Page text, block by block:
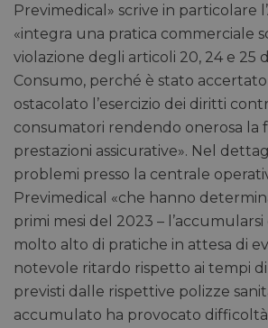
Previmedical» scrive in particolare
«integra una pratica commerciale
violazione degli articoli 20, 24 e 25
Consumo, perché è stato
ostacolato l’esercizio dei diritti
consumatori rendendo onerosa la
prestazioni assicurative». Nel
problemi presso la centrale
Previmedical «che hanno
primi mesi del 2023 –
molto alto di pratiche in attesa di
notevole ritardo rispetto ai tempi
previsti dalle rispettive polizze
accumulato ha provocato